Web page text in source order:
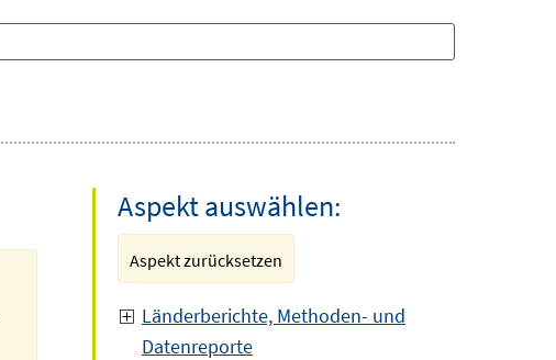
Aspekt auswählen:
Aspekt zurücksetzen
Länderberichte, Methoden- und
Datenreporte